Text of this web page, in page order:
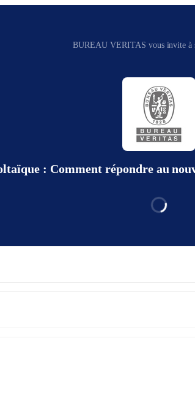
BUREAU VERITAS vous invite à
: Comment répondre au